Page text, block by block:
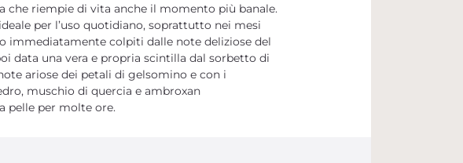
che riempie di vita anche il momento più banale.
per l’uso quotidiano, soprattutto nei mesi
immediatamente colpiti dalle note deliziose del
data una vera e propria scintilla dal sorbetto di
ariose dei petali di gelsomino e con i
muschio di quercia e ambroxan
pelle per molte ore.